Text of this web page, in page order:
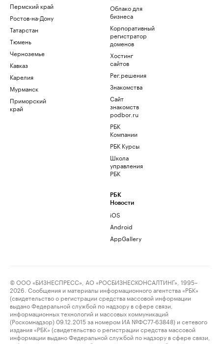
Пермский край
Ростов-на-Дону
Татарстан
Тюмень
Черноземье
Кавказ
Карелия
Мурманск
Приморский
край
Облако для
бизнеса
Корпоративный
регистратор
доменов
Хостинг
сайтов
Рег.решения
Знакомства
Сайт
знакомств
podbor.ru
РБК
Компании
РБК Курсы
Школа
управления
РБК
РБК
Новости
iOS
Android
AppGallery
© ООО «БИЗНЕСПРЕСС», АО «РОСБИЗНЕСКОНСАЛТИНГ», 1995–
2026. Сообщения и материалы информационного агентства «РБК»
(свидетельство о регистрации средства массовой информации
выдано Федеральной службой по надзору в сфере связи,
информационных технологий и массовых коммуникаций
(Роскомнадзор) 09.12.2015 за номером ИА №ФС77-63848) и сетевого
издания «РБК» (свидетельство о регистрации средства массовой
информации выдано Федеральной службой по надзору в сфере связи,